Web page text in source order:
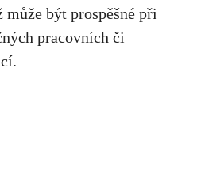
být prospěšné při
pracovních či